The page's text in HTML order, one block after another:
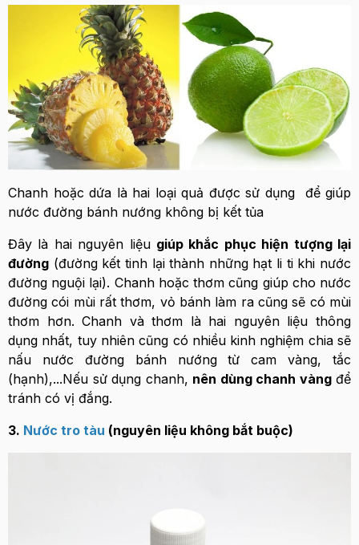
Chanh hoặc dứa là hai loại quả được sử dụng để giúp
nước đường bánh nướng không bị kết tủa
Đây là hai nguyên liệu giúp khắc phục hiện tượng lại
đường (đường kết tinh lại thành những hạt li ti khi nước
đường nguội lại). Chanh hoặc thơm cũng giúp cho nước
đường cói mùi rất thơm, vỏ bánh làm ra cũng sẽ có mùi
thơm hơn. Chanh và thơm là hai nguyên liệu thông
dụng nhất, tuy nhiên cũng có nhiều kinh nghiệm chia sẽ
nấu nước đường bánh nướng từ cam vàng, tắc
(hạnh),...Nếu sử dụng chanh, nên dùng chanh vàngđể
tránh có vị đắng.
3. Nước tro tàu (nguyên liệu không bắt buộc)